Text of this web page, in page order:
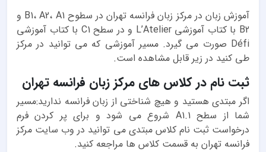
آموزش زبان در مرکز زبان فرانسه تهران در سطوح B1، A2، A1 و
B2 با کتاب آموزشی L’Atelier و در سطح C1 با کتاب آموزشی
Défi صورت می گیرد. مسیر آموزشی که می توانید در مرکز
طی کنید در زیر قابل مشاهده است.
ثبت نام در کلاس های مرکز زبان فرانسه تهران
اگر مبتدی هستید و هیچ شناختی از زبان فرانسه ندارید:مسیر
شما از سطح A1.1 شروع می شود و برای پر کردن فرم
درخواست ثبت نام کلاس مبتدی می توانید در وب سایت مرکز
فرانسه تهران به قسمت کلاس ها مراجعه کنید.